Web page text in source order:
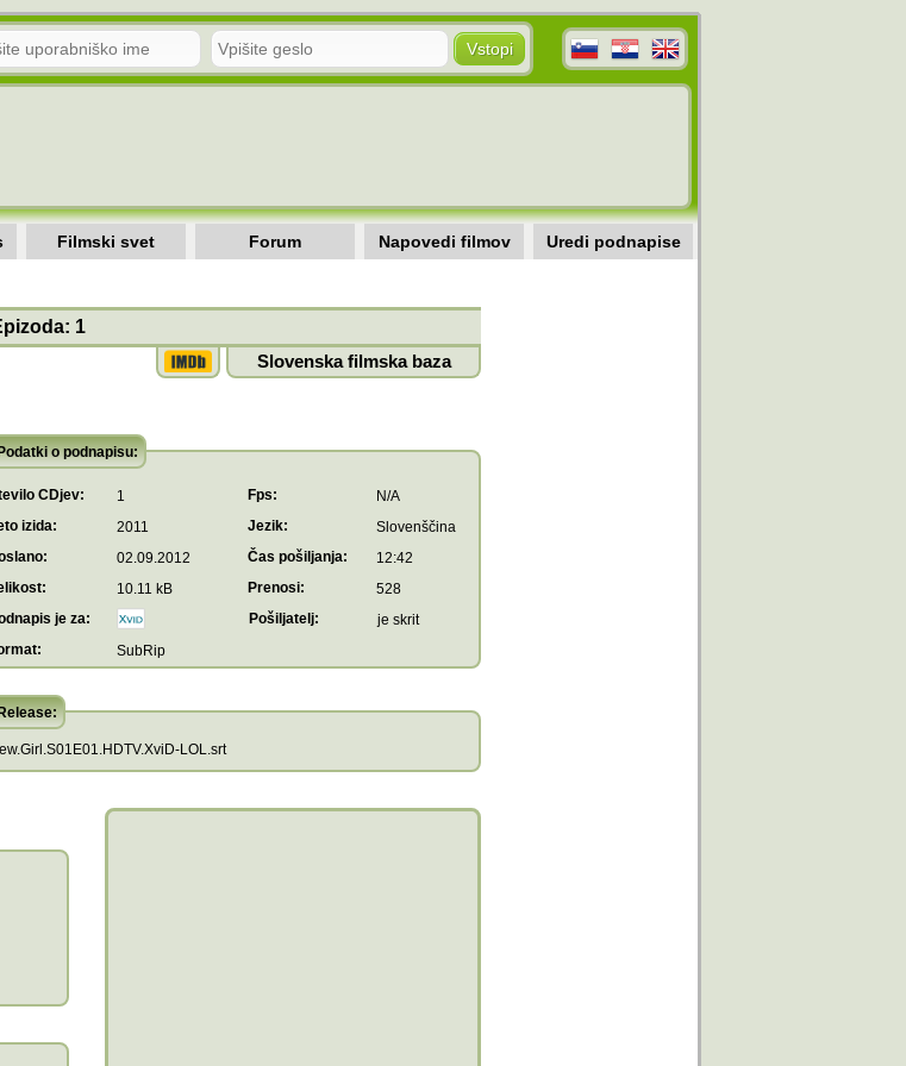
Filmski svet Forum Napovedi filmov Uredi podnapise
1
Slovenska filmska baza
o podnapisu:
CDjev: 1 Fps:
N/A
izida:
2011 Jezik:
Slovenščina
02.09.2012 Čas pošiljanja:
12:42
10.11 kB Prenosi:
528
je za:
Pošiljatelj:
je skrit
SubRip
LOL.srt